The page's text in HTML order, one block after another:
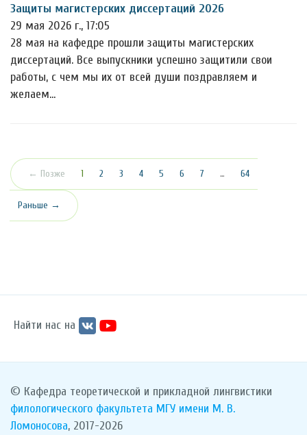
Защиты магистерских диссертаций 2026
29 мая 2026 г., 17:05
28 мая на кафедре прошли защиты магистерских
диссертаций. Все выпускники успешно защитили свои
работы, с чем мы их от всей души поздравляем и
желаем…
← Позже 1 (текущая)
2 3 4 5 6 7 … 64
Раньше →
Найти нас на
© Кафедра теоретической и прикладной лингвистики
филологического факультета МГУ имени М. В.
Ломоносова, 2017-2026